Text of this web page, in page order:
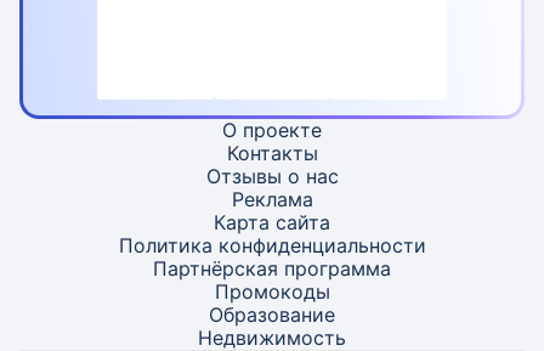
О проекте
Контакты
Отзывы о нас
Реклама
Карта сайта
Политика конфиденциальности
Партнёрская программа
Промокоды
Образование
Недвижимость